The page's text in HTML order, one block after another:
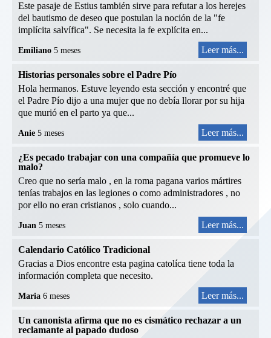
Este pasaje de Estius también sirve para refutar a los herejes
del bautismo de deseo que postulan la noción de la "fe
implícita salvífica". Se necesita la fe explícita en...
Emiliano 5 meses Leer más...
Historias personales sobre el Padre Pío
Hola hermanos. Estuve leyendo esta sección y encontré que
el Padre Pío dijo a una mujer que no debía llorar por su hija
que murió en el parto ya que...
Anie 5 meses Leer más...
¿Es pecado trabajar con una compañía que promueve lo
malo?
Creo que no sería malo , en la roma pagana varios mártires
tenías trabajos en las legiones o como administradores , no
por ello no eran cristianos , solo cuando...
Juan 5 meses Leer más...
Calendario Católico Tradicional
Gracias a Dios encontre esta pagina catolíca tiene toda la
información completa que necesito.
Maria 6 meses Leer más...
Un canonista afirma que no es cismático rechazar a un
reclamante al papado dudoso